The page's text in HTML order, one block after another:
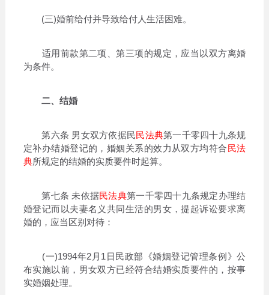
(三)婚前给付并导致给付人生活困难。
适用前款第二项、第三项的规定，应当以双方离婚
为条件。
二、结婚
第六条 男女双方依据民民法典第一千零四十九条规
定补办结婚登记的，婚姻关系的效力从双方均符合民法
典所规定的结婚的实质要件时起算。
第七条 未依据民法典第一千零四十九条规定办理结
婚登记而以夫妻名义共同生活的男女，提起诉讼要求离
婚的，应当区别对待：
(一)1994年2月1日民政部《婚姻登记管理条例》公
布实施以前，男女双方已经符合结婚实质要件的，按事
实婚姻处理。